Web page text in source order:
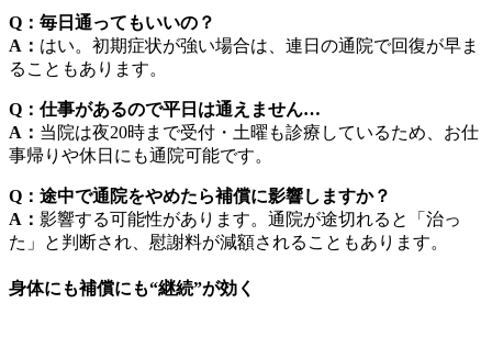
Q：毎日通ってもいいの？
A： はい。初期症状が強い場合は、連日の通院で回復が早ま
ることもあります。
Q：仕事があるので平日は通えません…
A： 当院は夜20時まで受付・土曜も診療しているため、お仕
事帰りや休日にも通院可能です。
Q：途中で通院をやめたら補償に影響しますか？
A： 影響する可能性があります。通院が途切れると「治っ
た」と判断され、慰謝料が減額されることもあります。
身体にも補償にも“継続”が効く